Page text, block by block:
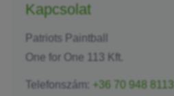
Kapcsolat
Patriots Paintball
One for One 113 Kft.
Telefonszám: +36 70 948 8113